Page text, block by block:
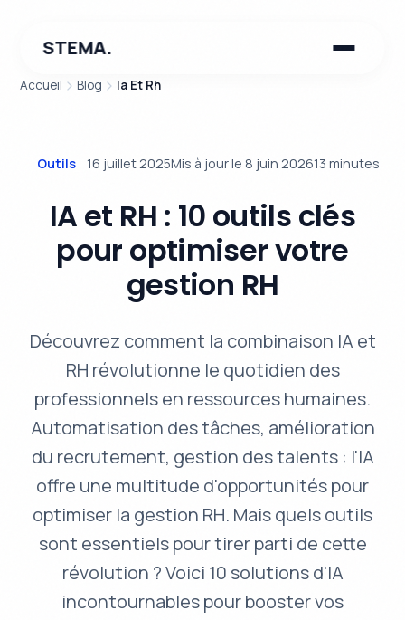
STEMA.
Accueil Blog Ia Et Rh
Outils 16 juillet 2025Mis à jour le 8 juin 202613 minutes
IA et RH : 10 outils clés
pour optimiser votre
gestion RH
Découvrez comment la combinaison IA et
RH révolutionne le quotidien des
professionnels en ressources humaines.
Automatisation des tâches, amélioration
du recrutement, gestion des talents : l'IA
offre une multitude d'opportunités pour
optimiser la gestion RH. Mais quels outils
sont essentiels pour tirer parti de cette
révolution ? Voici 10 solutions d'IA
incontournables pour booster vos